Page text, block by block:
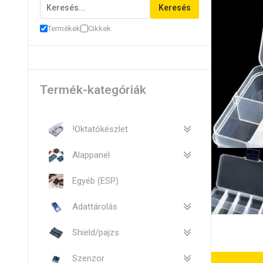
Keresés
Termékek Cikkek
Termék-kategóriák
!Oktatókészlet
Alappanel
Egyéb (ESP)
Adattárolás
Shield/pajzs
Szenzor